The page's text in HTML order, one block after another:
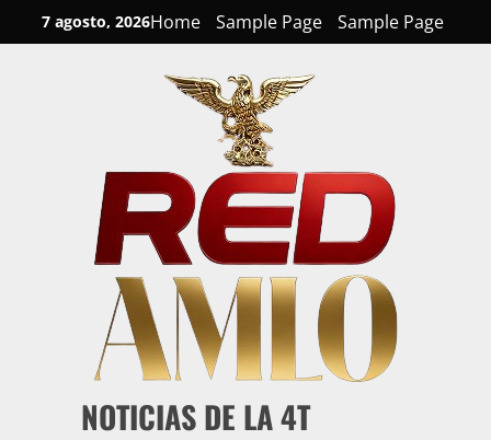
to
7 agosto, 2026Home Sample Page Sample Page
NOTICIAS DE LA 4T